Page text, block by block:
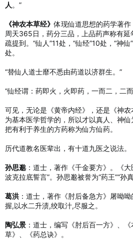
人 。”
《神农本草经》体现仙道思想的药学著
周天365日，药分三品，上品药声称有
疏提到。“仙人”11处，“仙经”10处，“神
处。
“替仙人道士靡不悉由药道以济群生。”
“仙经谓：药即火，火即药，一而二，二
可见，无论是《黄帝内经》，还是《神
为基本医学哲学的，所以才以真人、神
把有利于养生的方药称为仙方仙药。
历代道教名医辈出，有十道九医之说法。
孙思邈 ：道士，著作《千金要方》。《
波克拉底誓言”。孙思邈被誉为“药王”“孙真
葛洪 ：道士，著作《肘后备急方》屠呦
握,以水二升渍,绞取汁,尽服之。
陶弘景 ：道士，编写《肘后百一方》、
草》、《药总诀》。